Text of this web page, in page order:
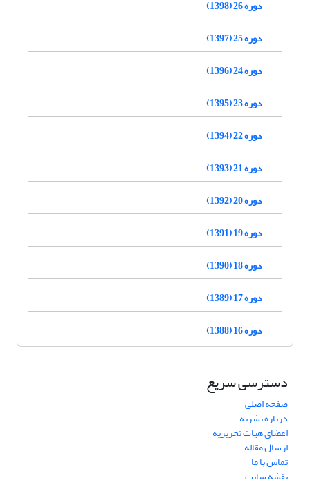
دوره 26 (1398)
دوره 25 (1397)
دوره 24 (1396)
دوره 23 (1395)
دوره 22 (1394)
دوره 21 (1393)
دوره 20 (1392)
دوره 19 (1391)
دوره 18 (1390)
دوره 17 (1389)
دوره 16 (1388)
دسترسی سریع
صفحه اصلی
درباره نشریه
اعضای هیات تحریریه
ارسال مقاله
تماس با ما
نقشه سایت